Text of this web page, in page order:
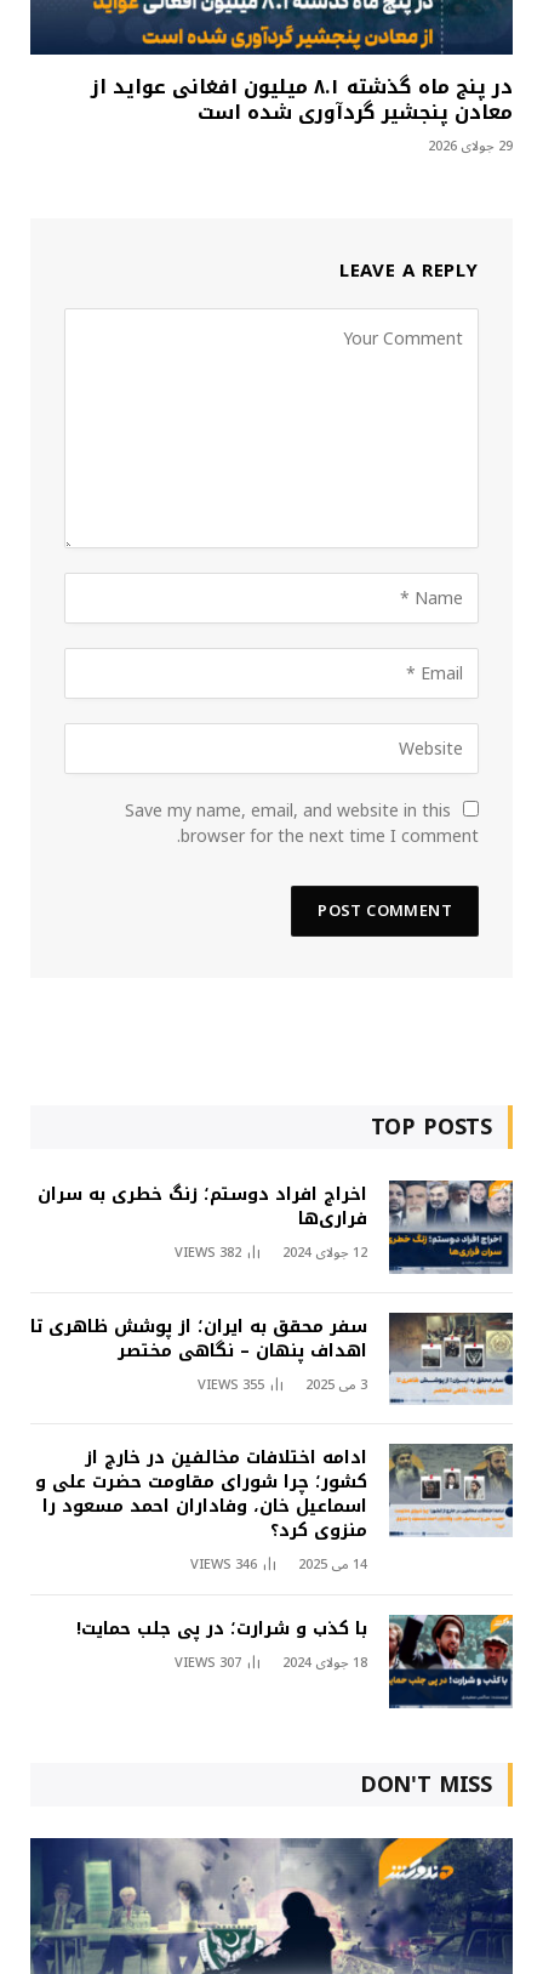
در پنج ماه گذشته ۸.۱ میلیون افغانی عواید از
معادن پنجشیر گردآوری شده است
29 جولای 2026
LEAVE A REPLY
Save my name, email, and website in this
browser for the next time I comment.
TOP POSTS
اخراج افراد دوستم؛ زنگ خطری به سران
فراری‌ها
12 جولای 2024 382
VIEWS
سفر محقق به ایران؛ از پوشش ظاهری تا
اهداف پنهان – نگاهی مختصر
3 می 2025 355
VIEWS
ادامه اختلافات مخالفین در خارج از
کشور؛ چرا شورای مقاومت حضرت علی و
اسماعیل خان، وفاداران احمد مسعود را
منزوی کرد؟
14 می 2025 346
VIEWS
با کذب و شرارت؛ در پی جلب حمایت!
18 جولای 2024 307
VIEWS
DON'T MISS